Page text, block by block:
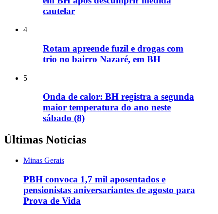
cautelar
4
Rotam apreende fuzil e drogas com
trio no bairro Nazaré, em BH
5
Onda de calor: BH registra a segunda
maior temperatura do ano neste
sábado (8)
Últimas Notícias
Minas Gerais
PBH convoca 1,7 mil aposentados e
pensionistas aniversariantes de agosto para
Prova de Vida